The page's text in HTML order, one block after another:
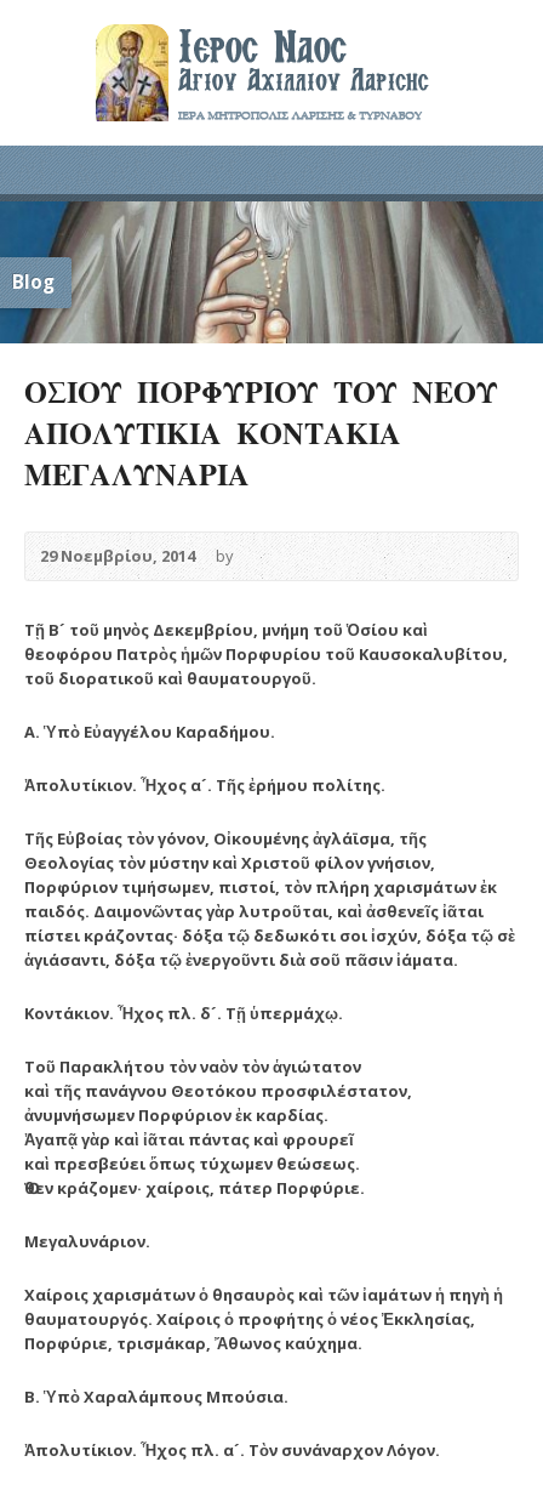
Blog
ΟΣΙΟΥ ΠΟΡΦΥΡΙΟΥ ΤΟΥ ΝΕΟΥ
ΑΠΟΛΥΤΙΚΙΑ ΚΟΝΤΑΚΙΑ
ΜΕΓΑΛΥΝΑΡΙΑ
29 Νοεμβρίου, 2014 by
Τῇ Β´ τοῦ μηνὸς Δεκεμβρίου, μνήμη τοῦ Ὁσίου καὶ
θεοφόρου Πατρὸς ἡμῶν Πορφυρίου τοῦ Καυσοκαλυβίτου,
τοῦ διορατικοῦ καὶ θαυματουργοῦ.
Α. Ὑπὸ Εὐαγγέλου Καραδήμου.
Ἀπολυτίκιον. Ἦχος α´. Τῆς ἐρήμου πολίτης.
Τῆς Εὐβοίας τὸν γόνον, Οἰκουμένης ἀγλάϊσμα, τῆς
Θεολογίας τὸν μύστην καὶ Χριστοῦ φίλον γνήσιον,
Πορφύριον τιμήσωμεν, πιστοί, τὸν πλήρη χαρισμάτων ἐκ
παιδός. Δαιμονῶντας γὰρ λυτροῦται, καὶ ἀσθενεῖς ἰᾶται
πίστει κράζοντας· δόξα τῷ δεδωκότι σοι ἰσχύν, δόξα τῷ σὲ
ἁγιάσαντι, δόξα τῷ ἐνεργοῦντι διὰ σοῦ πᾶσιν ἰάματα.
Κοντάκιον. Ἦχος πλ. δ´. Τῇ ὑπερμάχῳ.
Τοῦ Παρακλήτου τὸν ναὸν τὸν ἁγιώτατον
καὶ τῆς πανάγνου Θεοτόκου προσφιλέστατον,
ἀνυμνήσωμεν Πορφύριον ἐκ καρδίας.
Ἀγαπᾷ γὰρ καὶ ἰᾶται πάντας καὶ φρουρεῖ
καὶ πρεσβεύει ὅπως τύχωμεν θεώσεως.
Ὅθεν κράζομεν· χαίροις, πάτερ Πορφύριε.
Μεγαλυνάριον.
Χαίροις χαρισμάτων ὁ θησαυρὸς καὶ τῶν ἰαμάτων ἡ πηγὴ ἡ
θαυματουργός. Χαίροις ὁ προφήτης ὁ νέος Ἐκκλησίας,
Πορφύριε, τρισμάκαρ, Ἄθωνος καύχημα.
Β. Ὑπὸ Χαραλάμπους Μπούσια.
Ἀπολυτίκιον. Ἦχος πλ. α´. Τὸν συνάναρχον Λόγον.